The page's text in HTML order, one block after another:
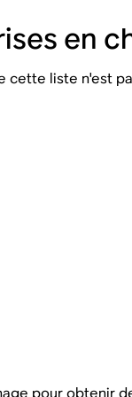
en
cette liste n'est
pour obtenir